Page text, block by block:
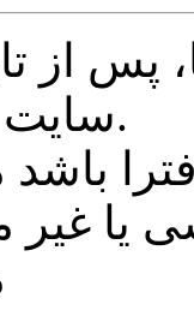
از
سایت منتشر خواهد شد.
یا غیر